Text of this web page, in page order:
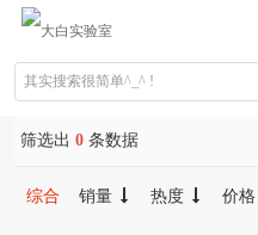
筛选出 0 条数据
综合 销量 热度 价格